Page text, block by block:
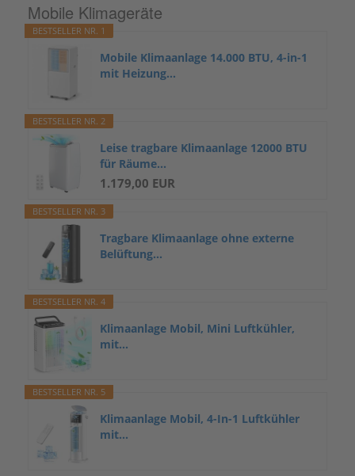
Mobile Klimageräte
BESTSELLER NR. 1
Mobile Klimaanlage 14.000 BTU, 4-in-1
mit Heizung...
BESTSELLER NR. 2
Leise tragbare Klimaanlage 12000 BTU
für Räume...
1.179,00 EUR
BESTSELLER NR. 3
Tragbare Klimaanlage ohne externe
Belüftung...
BESTSELLER NR. 4
Klimaanlage Mobil, Mini Luftkühler,
mit...
BESTSELLER NR. 5
Klimaanlage Mobil, 4-In-1 Luftkühler
mit...